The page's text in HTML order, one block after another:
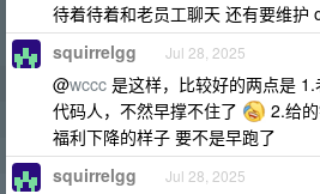
待着待着和老员工聊天 还有要维护
squirrelgg Jul 28, 2025
@wccc 是这样，比较好的两点是
代码人，不然早撑不住了
2.给
福利下降的样子 要不是早跑了
squirrelgg Jul 28, 2025